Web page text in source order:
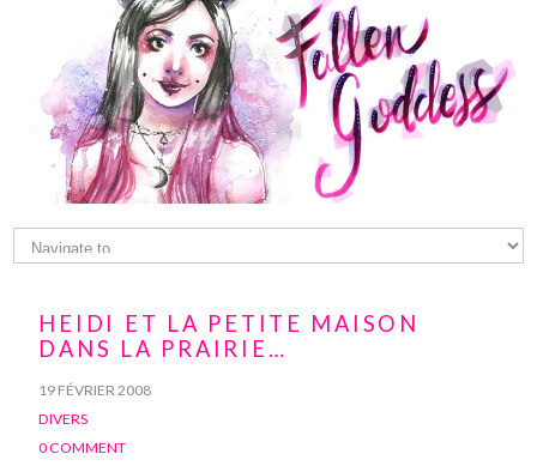
HEIDI ET LA PETITE MAISON
DANS LA PRAIRIE…
19 FÉVRIER 2008
DIVERS
0 COMMENT